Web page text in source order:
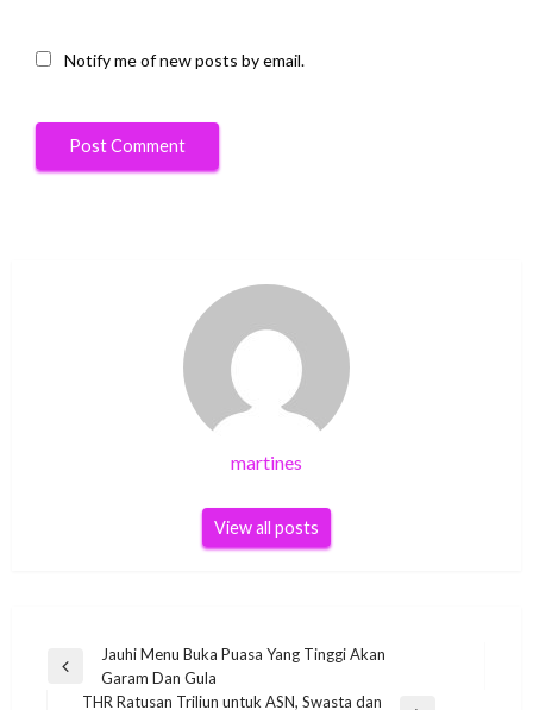
Notify me of new posts by email.
martines
View all posts
Post
navigation
Previous
Jauhi Menu Buka Puasa Yang Tinggi Akan
Garam Dan Gula
THR Ratusan Triliun untuk ASN, Swasta dan